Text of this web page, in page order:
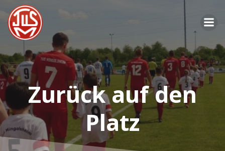
Zurück auf den
Platz